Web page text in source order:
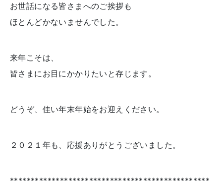
お世話になる皆さまへのご挨拶も
ほとんどかないませんでした。
来年こそは、
皆さまにお目にかかりたいと存じます。
どうぞ、佳い年末年始をお迎えください。
２０２１年も、応援ありがとうございました。
************************************************